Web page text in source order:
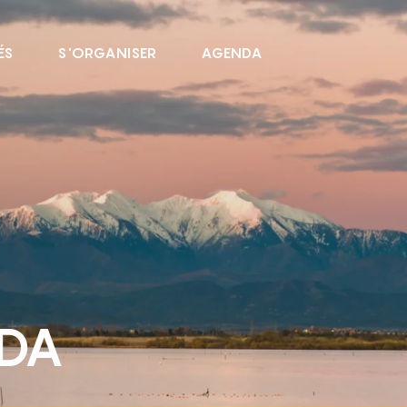
S'ORGANISER AGENDA